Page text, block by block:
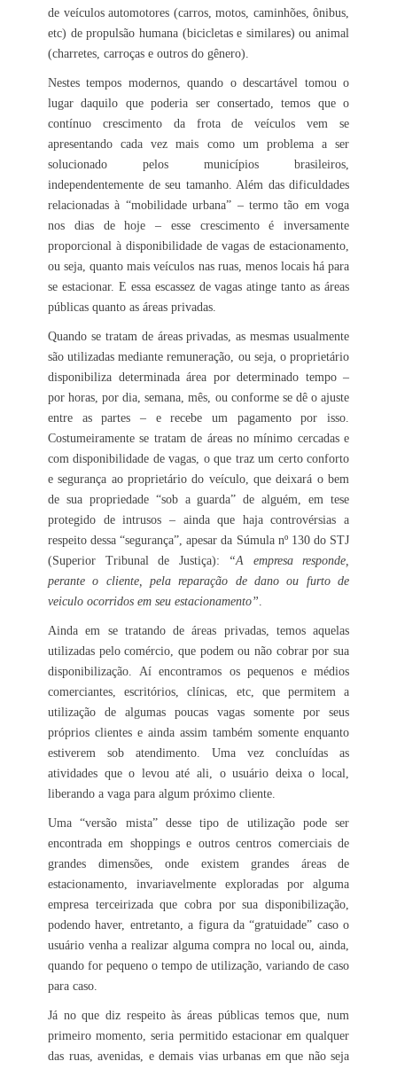
de veículos automotores (carros, motos, caminhões, ônibus,
etc) de propulsão humana (bicicletas e similares) ou animal
(charretes, carroças e outros do gênero).
Nestes tempos modernos, quando o descartável tomou o
lugar daquilo que poderia ser consertado, temos que o
contínuo crescimento da frota de veículos vem se
apresentando cada vez mais como um problema a ser
solucionado pelos municípios brasileiros,
independentemente de seu tamanho. Além das dificuldades
relacionadas à “mobilidade urbana” – termo tão em voga
nos dias de hoje – esse crescimento é inversamente
proporcional à disponibilidade de vagas de estacionamento,
ou seja, quanto mais veículos nas ruas, menos locais há para
se estacionar. E essa escassez de vagas atinge tanto as áreas
públicas quanto as áreas privadas.
Quando se tratam de áreas privadas, as mesmas usualmente
são utilizadas mediante remuneração, ou seja, o proprietário
disponibiliza determinada área por determinado tempo –
por horas, por dia, semana, mês, ou conforme se dê o ajuste
entre as partes – e recebe um pagamento por isso.
Costumeiramente se tratam de áreas no mínimo cercadas e
com disponibilidade de vagas, o que traz um certo conforto
e segurança ao proprietário do veículo, que deixará o bem
de sua propriedade “sob a guarda” de alguém, em tese
protegido de intrusos – ainda que haja controvérsias a
respeito dessa “segurança”, apesar da Súmula nº 130 do STJ
(Superior Tribunal de Justiça):
“A empresa responde,
perante o cliente, pela reparação de dano ou furto de
veiculo ocorridos em seu estacionamento”.
Ainda em se tratando de áreas privadas, temos aquelas
utilizadas pelo comércio, que podem ou não cobrar por sua
disponibilização. Aí encontramos os pequenos e médios
comerciantes, escritórios, clínicas, etc, que permitem a
utilização de algumas poucas vagas somente por seus
próprios clientes e ainda assim também somente enquanto
estiverem sob atendimento. Uma vez concluídas as
atividades que o levou até ali, o usuário deixa o local,
liberando a vaga para algum próximo cliente.
Uma “versão mista” desse tipo de utilização pode ser
encontrada em shoppings e outros centros comerciais de
grandes dimensões, onde existem grandes áreas de
estacionamento, invariavelmente exploradas por alguma
empresa terceirizada que cobra por sua disponibilização,
podendo haver, entretanto, a figura da “gratuidade” caso o
usuário venha a realizar alguma compra no local ou, ainda,
quando for pequeno o tempo de utilização, variando de caso
para caso.
Já no que diz respeito às áreas públicas temos que, num
primeiro momento, seria permitido estacionar em qualquer
das ruas, avenidas, e demais vias urbanas em que não seja